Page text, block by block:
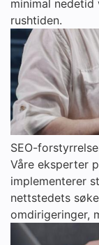
minimal
rushtiden.
SEO-
Våre eksperter
implementerer
nettstedets
omdirigeringer,